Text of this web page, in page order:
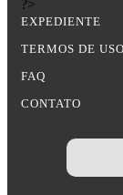
?>
EXPEDIENTE
TERMOS DE
FAQ
CONTATO